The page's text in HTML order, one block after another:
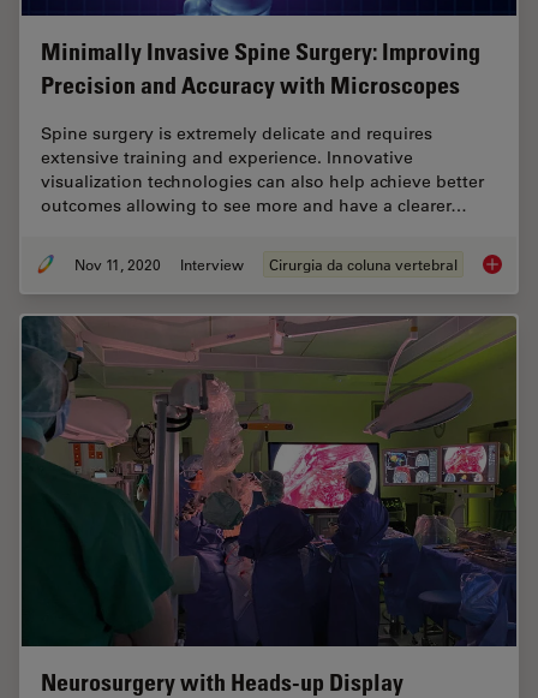
Minimally Invasive Spine Surgery: Improving
Precision and Accuracy with Microscopes
Spine surgery is extremely delicate and requires
extensive training and experience. Innovative
visualization technologies can also help achieve better
outcomes allowing to see more and have a clearer…
Nov 11, 2020 Interview Cirurgia da coluna vertebral
Neurosurgery with Heads-up Display